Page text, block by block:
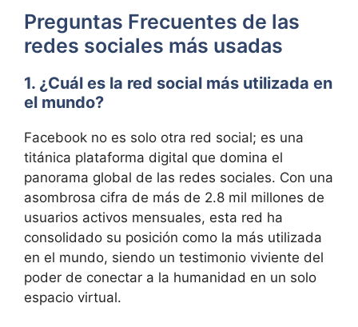
Preguntas Frecuentes de las
redes sociales más usadas
1. ¿Cuál es la red social más utilizada en
el mundo?
Facebook no es solo otra red social; es una
titánica plataforma digital que domina el
panorama global de las redes sociales. Con una
asombrosa cifra de más de 2.8 mil millones de
usuarios activos mensuales, esta red ha
consolidado su posición como la más utilizada
en el mundo, siendo un testimonio viviente del
poder de conectar a la humanidad en un solo
espacio virtual.